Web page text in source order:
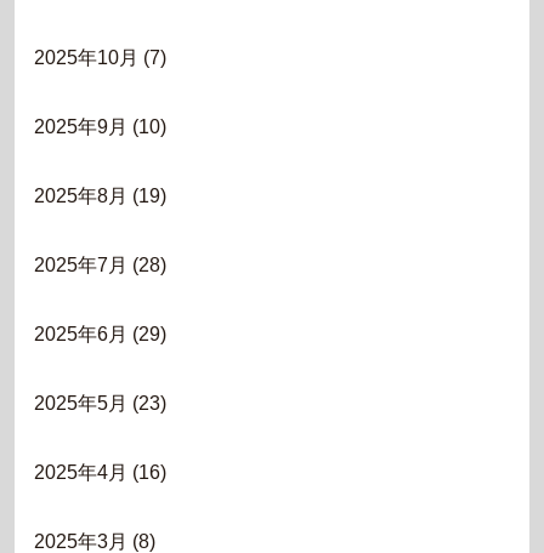
2025年10月 (7)
2025年9月 (10)
2025年8月 (19)
2025年7月 (28)
2025年6月 (29)
2025年5月 (23)
2025年4月 (16)
2025年3月 (8)